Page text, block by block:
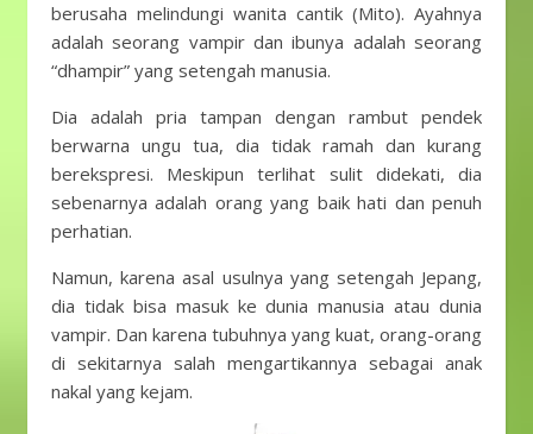
berusaha melindungi wanita cantik (Mito). Ayahnya
adalah seorang vampir dan ibunya adalah seorang
“dhampir” yang setengah manusia.
Dia adalah pria tampan dengan rambut pendek
berwarna ungu tua, dia tidak ramah dan kurang
berekspresi. Meskipun terlihat sulit didekati, dia
sebenarnya adalah orang yang baik hati dan penuh
perhatian.
Namun, karena asal usulnya yang setengah Jepang,
dia tidak bisa masuk ke dunia manusia atau dunia
vampir. Dan karena tubuhnya yang kuat, orang-orang
di sekitarnya salah mengartikannya sebagai anak
nakal yang kejam.